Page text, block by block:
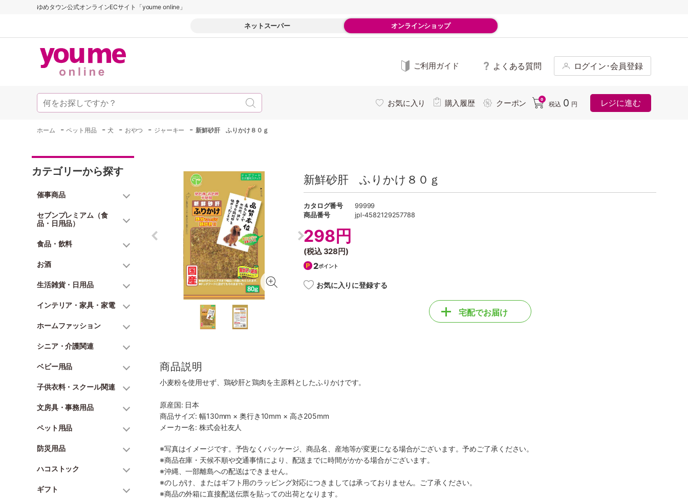
ゆめタウン公式オンラインECサイト「youme online」
ネットスーパー オンラインショップ
ご利用ガイド よくある質問 ログイン･会員登録
お気に入り 購入履歴 クーポン 0
税込 0 円 レジに進む
ホーム -ペット用品 -犬 - おやつ - ジャーキー - 新鮮砂肝 ふりかけ８０ｇ
カテゴリーから探す
催事商品
セブンプレミアム（食
品・日用品）
食品・飲料
お酒
生活雑貨・日用品
インテリア・家具・家電
ホームファッション
シニア・介護関連
ベビー用品
子供衣料・スクール関連
文房具・事務用品
ペット用品
防災用品
ハコストック
ギフト
新鮮砂肝 ふりかけ８０ｇ
カタログ番号
99999
商品番号
jpl-4582129257788
298円
(税込 328円)
2ポイント
お気に入りに登録する
宅配でお届け
商品説明
小麦粉を使用せず、鶏砂肝と鶏肉を主原料としたふりかけです。
原産国: 日本
商品サイズ: 幅130mm × 奥行き10mm × 高さ205mm
メーカー名: 株式会社友人
※写真はイメージです。予告なくパッケージ、商品名、産地等が変更になる場合がございます。予めご了承ください。
※商品在庫・天候不順や交通事情により、配送までに時間がかかる場合がございます。
※沖縄、一部離島への配送はできません。
※のしがけ、またはギフト用のラッピング対応につきましては承っておりません。ご了承ください。
※商品の外箱に直接配送伝票を貼っての出荷となります。